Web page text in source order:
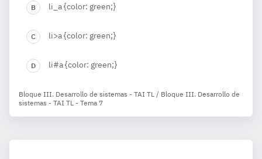
li_a {color: green;}
li>a {color: green;}
li#a {color: green;}
Bloque III. Desarrollo de sistemas - TAI TL / Bloque III. Desarrollo de
sistemas - TAI TL - Tema 7